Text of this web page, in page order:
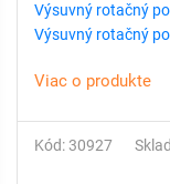
Výsuvný rotačný
Výsuvný rotačný
Viac o produkte
Kód: 30927